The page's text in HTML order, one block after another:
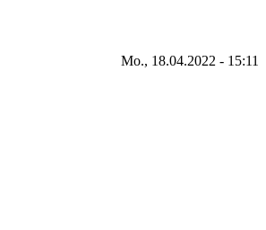
Mo., 18.04.2022 - 15:11